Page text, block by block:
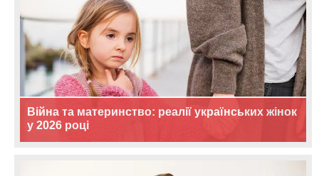
Війна та материнство: реалії українських жінок
у 2026 році